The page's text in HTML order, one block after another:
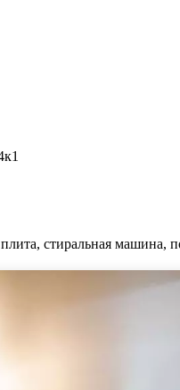
стиральная машина,